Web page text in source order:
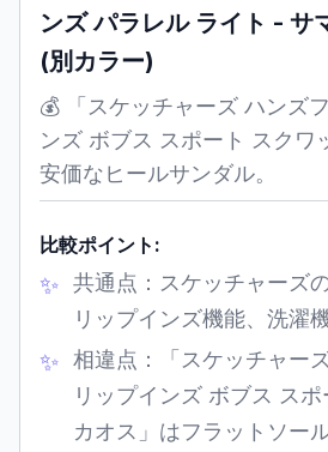
ンズ パラレル ライト - サ
(別カラー)
💰 「スケッチャーズ ハンズ
ンズ ボブス スポート スクワ
安価なヒールサンダル。
比較ポイント:
共通点：スケッチャーズ
リップインズ機能、洗濯
相違点：「スケッチャー
リップインズ ボブス ス
カオス」はフラットソー